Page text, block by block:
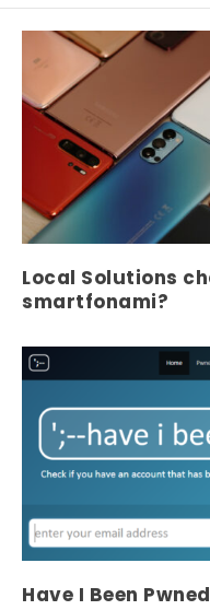
Local Solutions
smartfonami?
Have I Been